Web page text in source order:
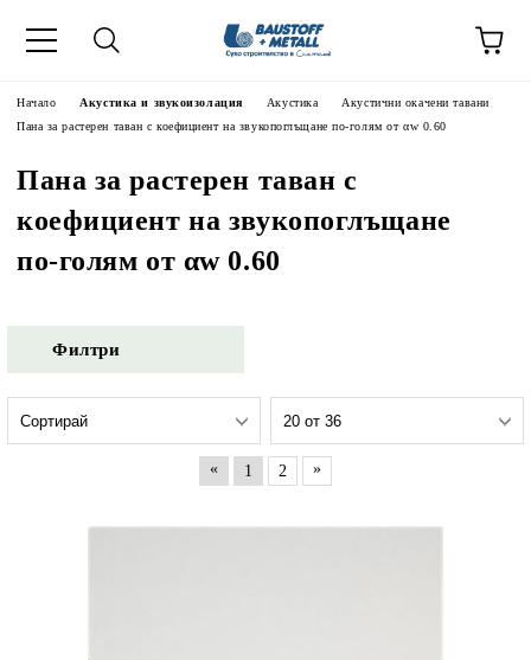
Начало Акустика и звукоизолация Акустика
Акустични окачени тавани
Пана за растерен таван с коефициент на звукопоглъщане по-голям от αw 0.60
Пана за растерен таван с
коефициент на звукопоглъщане
по-голям от αw 0.60
Филтри
« 1 2 »